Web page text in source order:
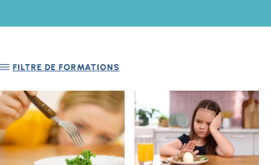
FILTRE DE FORMATIONS